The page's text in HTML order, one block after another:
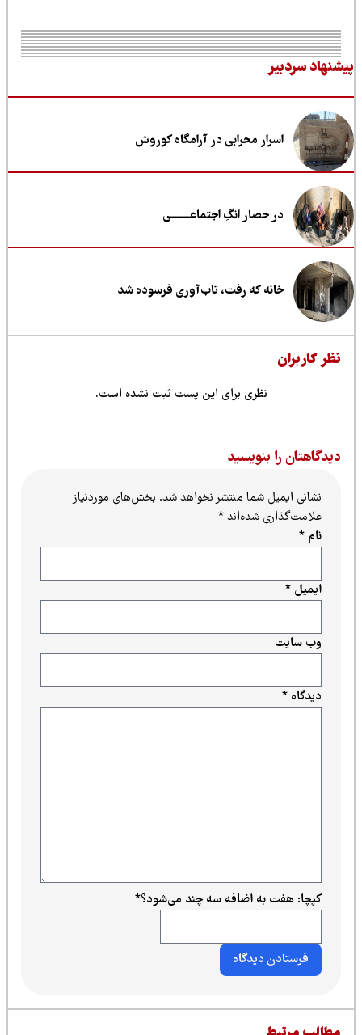
سردبیر
اسرار محرابی در آرامگاه کوروش
در حصار انگِ اجتماعــــــــی
خانه که رفت، تاب‌آوری فرسوده شد
کاربران
نظری برای این پست ثبت نشده است.
را بنویسید
نشانی ایمیل شما منتشر نخواهد شد.بخش‌های موردنیاز
علامت‌گذاری شده‌اند*
دیدگاه*
ایمیل*
وب‌ سایت
کپچا: هفت به اضافه سه چند می‌شود؟*